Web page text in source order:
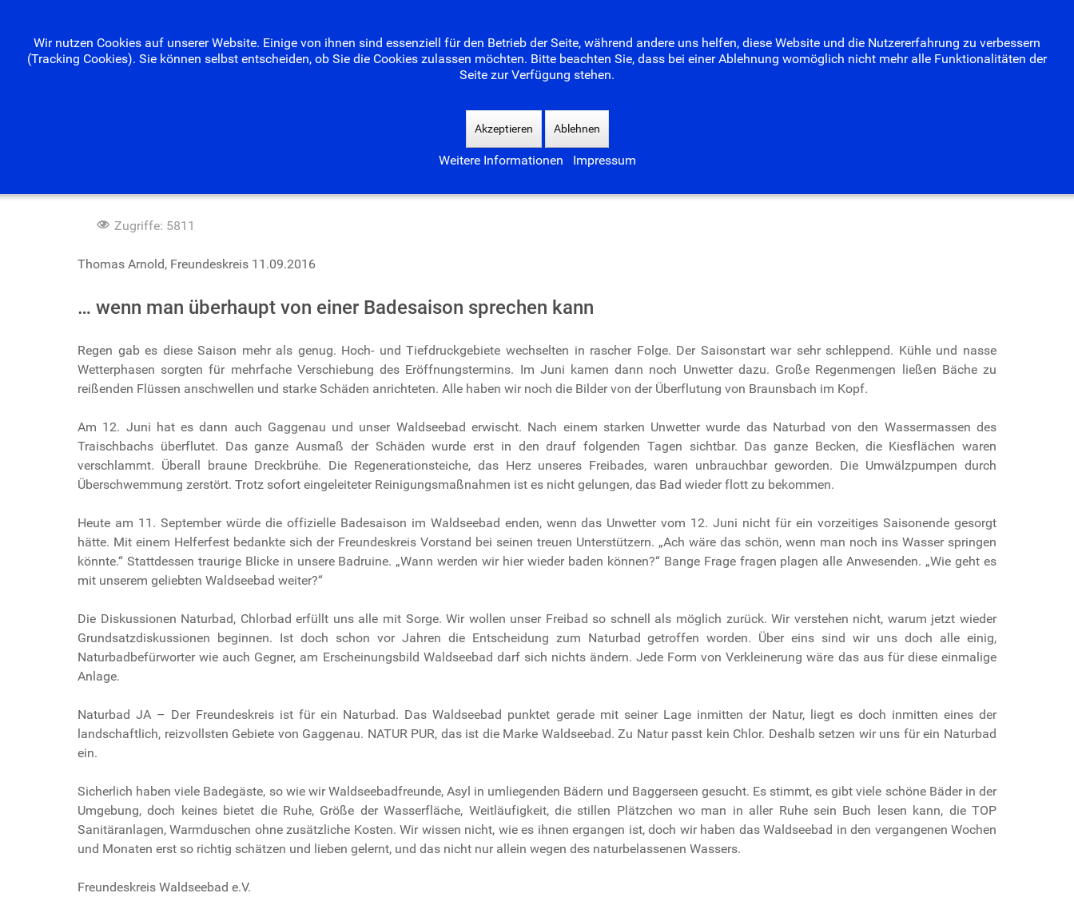
...
Zugriffe: 5811
Thomas Arnold, Freundeskreis 11.09.2016
… wenn man überhaupt von einer Badesaison sprechen kann
Regen gab es diese Saison mehr als genug. Hoch- und Tiefdruckgebiete wechselten in rascher Folge. Der Saisonstart war sehr schleppend. Kühle und nasse
Wetterphasen sorgten für mehrfache Verschiebung des Eröffnungstermins. Im Juni kamen dann noch Unwetter dazu. Große Regenmengen ließen Bäche zu
reißenden Flüssen anschwellen und starke Schäden anrichteten. Alle haben wir noch die Bilder von der Überflutung von Braunsbach im Kopf.
Am 12. Juni hat es dann auch Gaggenau und unser Waldseebad erwischt. Nach einem starken Unwetter wurde das Naturbad von den Wassermassen des
Traischbachs überflutet. Das ganze Ausmaß der Schäden wurde erst in den drauf folgenden Tagen sichtbar. Das ganze Becken, die Kiesflächen waren
verschlammt. Überall braune Dreckbrühe. Die Regenerationsteiche, das Herz unseres Freibades, waren unbrauchbar geworden. Die Umwälzpumpen durch
Überschwemmung zerstört. Trotz sofort eingeleiteter Reinigungsmaßnahmen ist es nicht gelungen, das Bad wieder flott zu bekommen.
Heute am 11. September würde die offizielle Badesaison im Waldseebad enden, wenn das Unwetter vom 12. Juni nicht für ein vorzeitiges Saisonende gesorgt
hätte. Mit einem Helferfest bedankte sich der Freundeskreis Vorstand bei seinen treuen Unterstützern. „Ach wäre das schön, wenn man noch ins Wasser springen
könnte.“ Stattdessen traurige Blicke in unsere Badruine. „Wann werden wir hier wieder baden können?“ Bange Frage fragen plagen alle Anwesenden. „Wie geht es
mit unserem geliebten Waldseebad weiter?“
Die Diskussionen Naturbad, Chlorbad erfüllt uns alle mit Sorge. Wir wollen unser Freibad so schnell als möglich zurück. Wir verstehen nicht, warum jetzt wieder
Grundsatzdiskussionen beginnen. Ist doch schon vor Jahren die Entscheidung zum Naturbad getroffen worden. Über eins sind wir uns doch alle einig,
Naturbadbefürworter wie auch Gegner, am Erscheinungsbild Waldseebad darf sich nichts ändern. Jede Form von Verkleinerung wäre das aus für diese einmalige
Anlage.
Naturbad JA – Der Freundeskreis ist für ein Naturbad. Das Waldseebad punktet gerade mit seiner Lage inmitten der Natur, liegt es doch inmitten eines der
landschaftlich, reizvollsten Gebiete von Gaggenau. NATUR PUR, das ist die Marke Waldseebad. Zu Natur passt kein Chlor. Deshalb setzen wir uns für ein Naturbad
ein.
Sicherlich haben viele Badegäste, so wie wir Waldseebadfreunde, Asyl in umliegenden Bädern und Baggerseen gesucht. Es stimmt, es gibt viele schöne Bäder in der
Umgebung, doch keines bietet die Ruhe, Größe der Wasserfläche, Weitläufigkeit, die stillen Plätzchen wo man in aller Ruhe sein Buch lesen kann, die TOP
Sanitäranlagen, Warmduschen ohne zusätzliche Kosten. Wir wissen nicht, wie es ihnen ergangen ist, doch wir haben das Waldseebad in den vergangenen Wochen
und Monaten erst so richtig schätzen und lieben gelernt, und das nicht nur allein wegen des naturbelassenen Wassers.
Freundeskreis Waldseebad e.V.
Wir nutzen Cookies auf unserer Website. Einige von ihnen sind essenziell für den Betrieb der Seite, während andere uns helfen, diese Website und die Nutzererfahrung zu verbessern
(Tracking Cookies). Sie können selbst entscheiden, ob Sie die Cookies zulassen möchten. Bitte beachten Sie, dass bei einer Ablehnung womöglich nicht mehr alle Funktionalitäten der
Seite zur Verfügung stehen.
Akzeptieren Ablehnen
Weitere Informationen Impressum